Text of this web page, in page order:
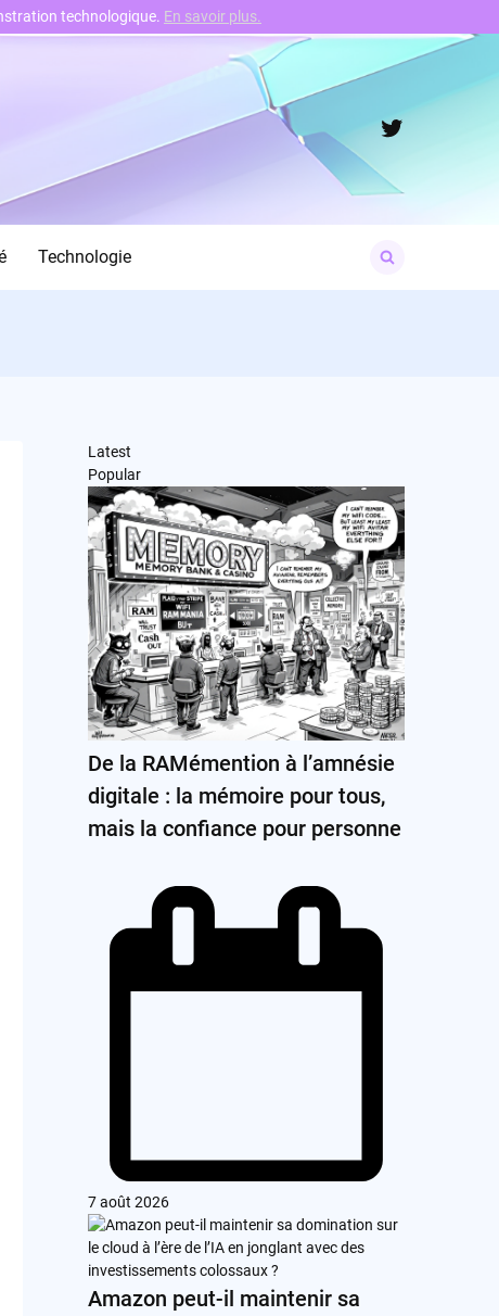
Twitter
Technologie
for:
Latest
Popular
De la RAMémention à l’amnésie
digitale : la mémoire pour tous,
mais la confiance pour personne
7 août 2026
Amazon peut-il maintenir sa
technologique. En savoir plus.